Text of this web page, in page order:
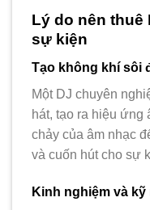
Lý do nên thuê
sự kiện
Tạo không khí sôi
Một DJ chuyên
hát, tạo ra hiệu ứng
chảy của âm nhạc
và cuốn hút cho sự
Kinh nghiệm và